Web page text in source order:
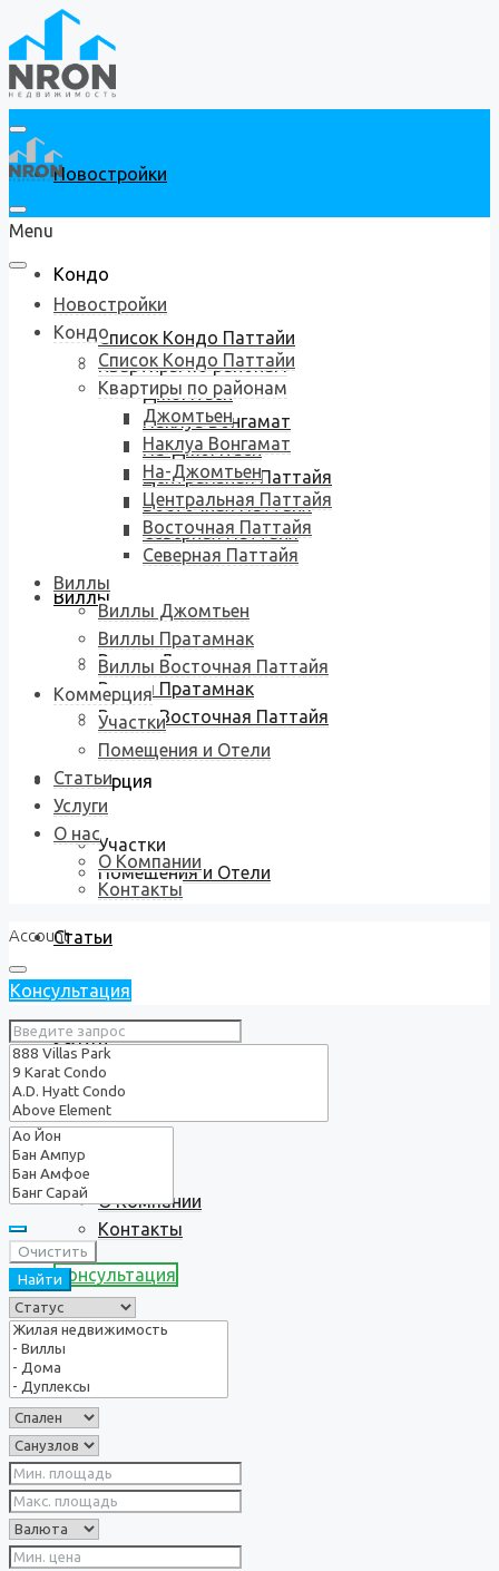
Новостройки
Кондо
Список Кондо Паттайи
Квартиры по районам
Джомтьен
Наклуа Вонгамат
На-Джомтьен
Центральная Паттайя
Восточная Паттайя
Северная Паттайя
Виллы
Виллы Джомтьен
Виллы Пратамнак
Виллы Восточная Паттайя
Коммерция
Участки
Помещения и Отели
Статьи
Услуги
О нас
О Компании
Контакты
Консультация
Menu
Новостройки
Кондо
Список Кондо Паттайи
Квартиры по районам
Джомтьен
Наклуа Вонгамат
На-Джомтьен
Центральная Паттайя
Восточная Паттайя
Северная Паттайя
Виллы
Виллы Джомтьен
Виллы Пратамнак
Виллы Восточная Паттайя
Коммерция
Участки
Помещения и Отели
Статьи
Услуги
О нас
О Компании
Контакты
Account
Консультация
Очистить
Найти